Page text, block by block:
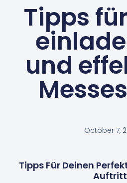
Tipps
und
October 7,
Tipps Für Deinen